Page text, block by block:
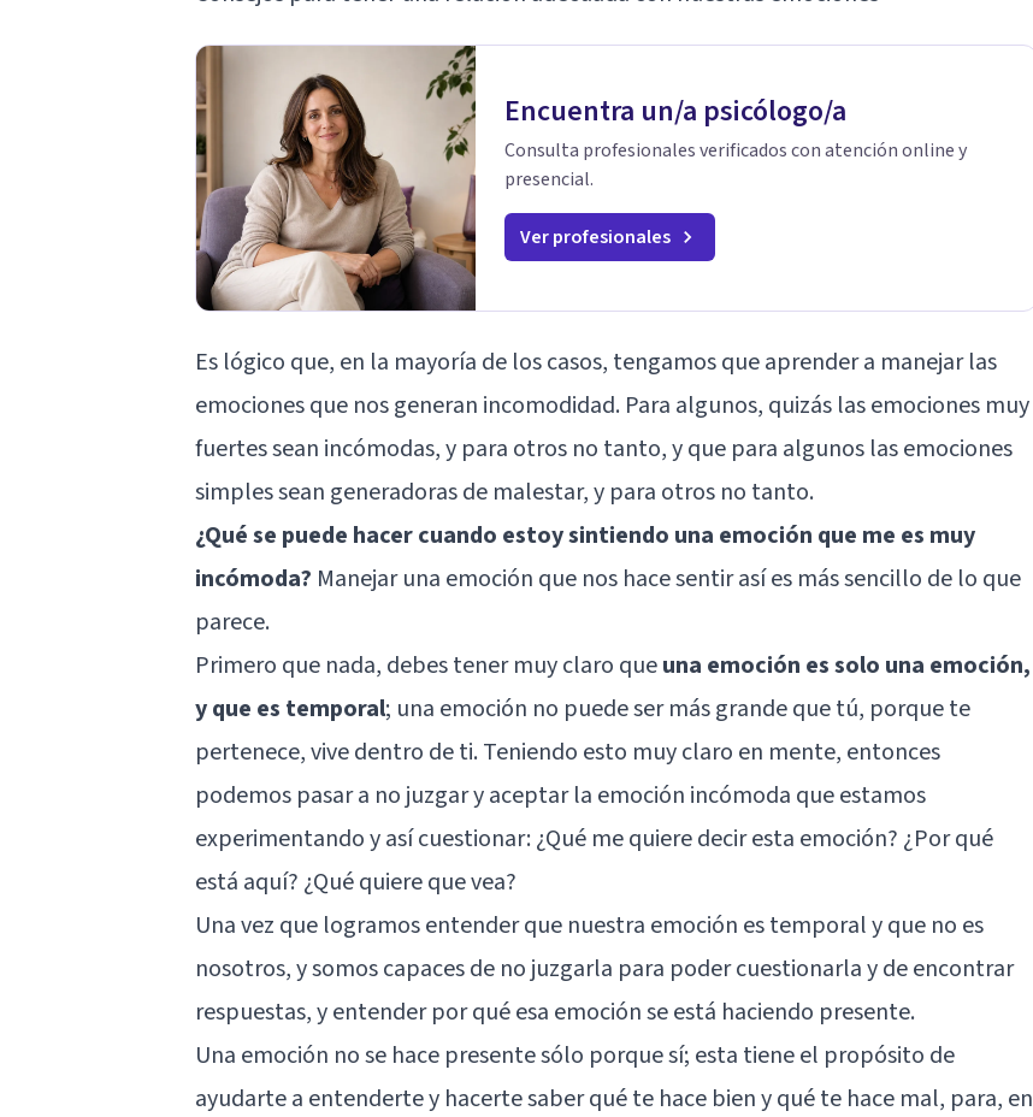
Encuentra un/a psicólogo/a
Consulta profesionales verificados con atención online y
presencial.
Ver profesionales
Es lógico que, en la mayoría de los casos, tengamos que aprender a manejar las
emociones que nos generan incomodidad. Para algunos, quizás las emociones muy
fuertes sean incómodas, y para otros no tanto, y que para algunos las emociones
simples sean generadoras de malestar, y para otros no tanto.
¿Qué se puede hacer cuando estoy sintiendo una emoción que me es muy
incómoda? Manejar una emoción que nos hace sentir así es más sencillo de lo que
parece.
Primero que nada, debes tener muy claro queuna emoción es solo una emoción,
y que es temporal; una emoción no puede ser más grande que tú, porque te
pertenece, vive dentro de ti. Teniendo esto muy claro en mente, entonces
podemos pasar a no juzgar y aceptar la emoción incómoda que estamos
experimentando y así cuestionar: ¿Qué me quiere decir esta emoción? ¿Por qué
está aquí? ¿Qué quiere que vea?
Una vez que logramos entender que nuestra emoción es temporal y que no es
nosotros, y somos capaces de no juzgarla para poder cuestionarla y de encontrar
respuestas, y entender por qué esa emoción se está haciendo presente.
Una emoción no se hace presente sólo porque sí; esta tiene el propósito de
ayudarte a entenderte y hacerte saber qué te hace bien y qué te hace mal, para, en